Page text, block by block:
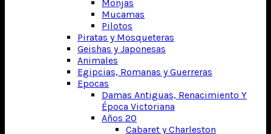
Monjas
Mucamas
Pilotos
Piratas y Mosqueteras
Geishas y Japonesas
Animales
Egipcias, Romanas y Guerreras
Epocas
Damas Antiguas, Renacimiento Y
Época Victoriana
Años 20
Cabaret y Charleston